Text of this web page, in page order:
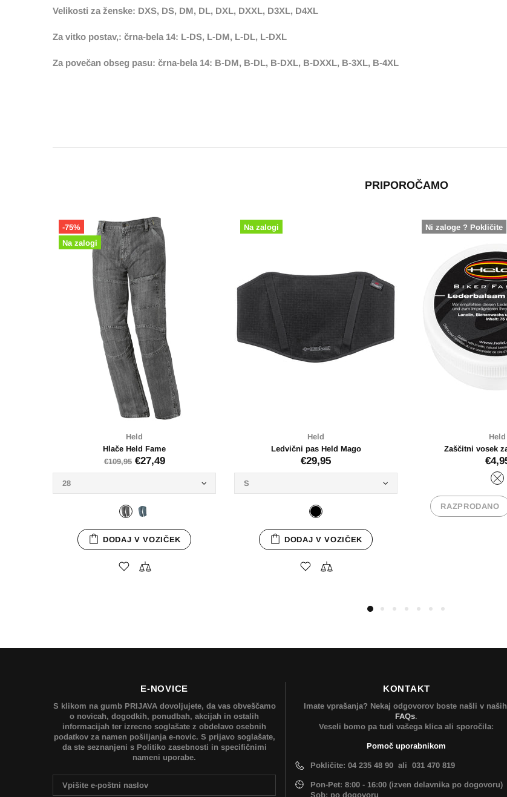
Velikosti za ženske: DXS, DS, DM, DL, DXL, DXXL, D3XL, D4XL
Za vitko postav,: črna-bela 14: L-DS, L-DM, L-DL, L-DXL
Za povečan obseg pasu: črna-bela 14: B-DM, B-DL, B-DXL, B-DXXL, B-3XL, B-4XL
PRIPOROČAMO
Na zalogi
Held
Podkapa Held bombaž
€4,95
DODAJ V VOZIČEK
E-NOVICE
S klikom na gumb PRIJAVA dovoljujete, da vas obveščamo
o novicah, dogodkih, ponudbah, akcijah in ostalih
informacijah ter izrecno soglašate z obdelavo osebnih
podatkov za namen pošiljanja e-novic. S prijavo soglašate,
da ste seznanjeni s Politiko zasebnosti in specifičnimi
nameni uporabe.
KONTAKT
Imate vprašanja? Nekaj odgovorov boste našli v naših
FAQs.
Veseli bomo pa tudi vašega klica ali sporočila:
Pomoč uporabnikom
Pokličite: 04 235 48 90 ali 031 470 819
Pon-Pet: 8:00 - 16:00 (izven delavnika po dogovoru)
Sob: po dogovoru